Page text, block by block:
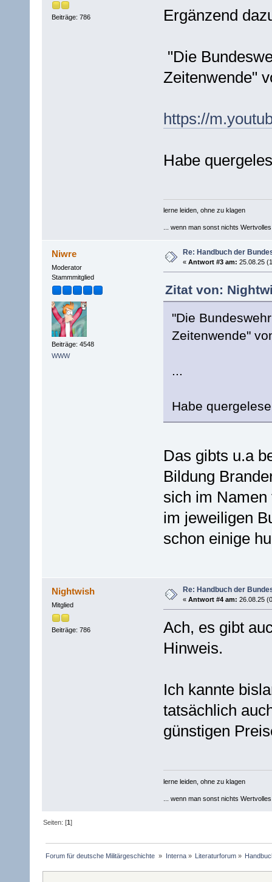
Beiträge: 786 Ergänzend
"Die
Zeitenwende"
https://
Habe
lerne leiden, ohne zu klagen
... wenn man sonst nichts
Niwre
Moderator
Stammmitglied
Beiträge: 4548
WWW
Re: Handbuch der
« Antwort #3 am: 25.08.25
Zitat von:
"Die
Zeitenwende"
...
Habe
Das gibts u.a
Bildung
sich im Namen
im jeweiligen
schon einige
Nightwish
Mitglied
Beiträge: 786
Re: Handbuch der
« Antwort #4 am: 26.08.25
Ach, es gibt
Hinweis.
Ich kannte
tatsächlich
günstigen
lerne leiden, ohne zu klagen
... wenn man sonst nichts
Seiten: [1]
Forum für deutsche Militärgeschichte » Interna» Literaturforum»